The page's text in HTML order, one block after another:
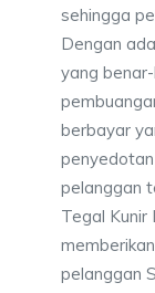
sehingga
Dengan
yang
berbayar
pelanggan
Tegal Kunir
pelanggan